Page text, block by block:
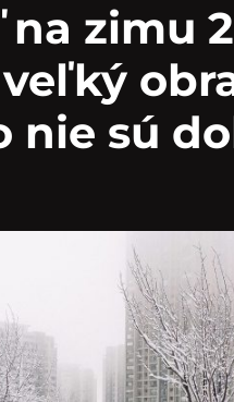
zimu
nie sú